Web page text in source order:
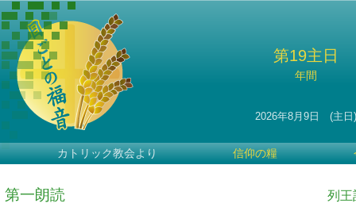
第19主日
年間
2026年8月9日 (主日)
カトリック教会より 信仰の糧
第一朗読 列王